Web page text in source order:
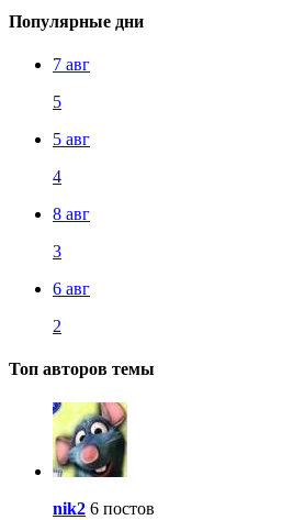
Популярные дни
7 авг
5
5 авг
4
8 авг
3
6 авг
2
Топ авторов темы
nik2 6 постов